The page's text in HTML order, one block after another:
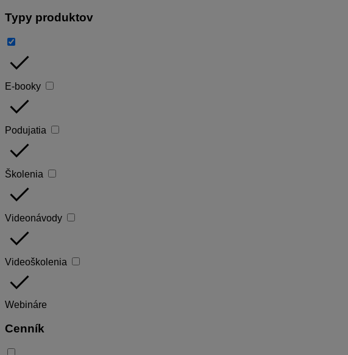
Typy produktov
done
E-booky
done
Podujatia
done
Školenia
done
Videonávody
done
Videoškolenia
done
Webináre
Cenník